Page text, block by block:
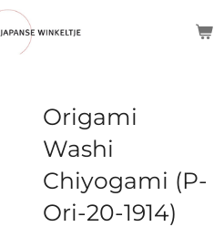
Origami
Washi
Chiyogami (P-
Ori-20-1914)